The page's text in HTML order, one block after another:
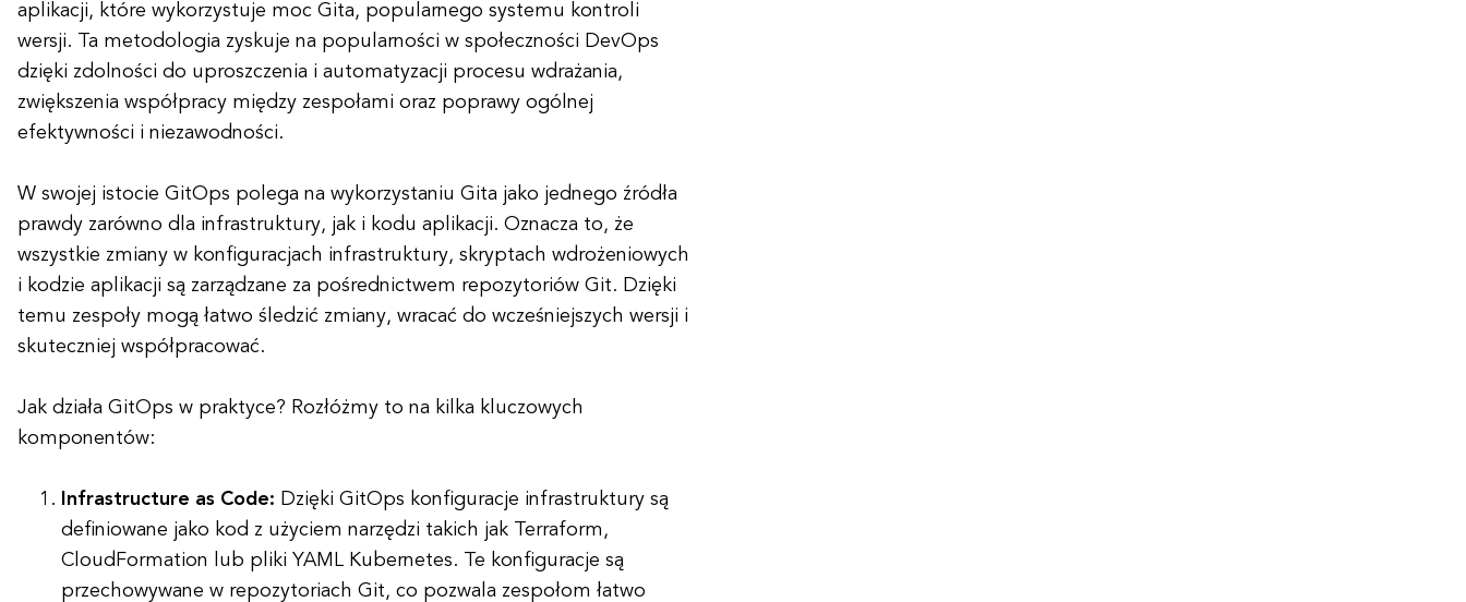
aplikacji, które wykorzystuje moc Gita, popularnego systemu kontroli
wersji. Ta metodologia zyskuje na popularności w społeczności DevOps
dzięki zdolności do uproszczenia i automatyzacji procesu wdrażania,
zwiększenia współpracy między zespołami oraz poprawy ogólnej
efektywności i niezawodności.
W swojej istocie GitOps polega na wykorzystaniu Gita jako jednego źródła
prawdy zarówno dla infrastruktury, jak i kodu aplikacji. Oznacza to, że
wszystkie zmiany w konfiguracjach infrastruktury, skryptach wdrożeniowych
i kodzie aplikacji są zarządzane za pośrednictwem repozytoriów Git. Dzięki
temu zespoły mogą łatwo śledzić zmiany, wracać do wcześniejszych wersji i
skuteczniej współpracować.
Jak działa GitOps w praktyce? Rozłóżmy to na kilka kluczowych
komponentów:
Infrastructure as Code: Dzięki GitOps konfiguracje infrastruktury są
definiowane jako kod z użyciem narzędzi takich jak Terraform,
CloudFormation lub pliki YAML Kubernetes. Te konfiguracje są
przechowywane w repozytoriach Git, co pozwala zespołom łatwo